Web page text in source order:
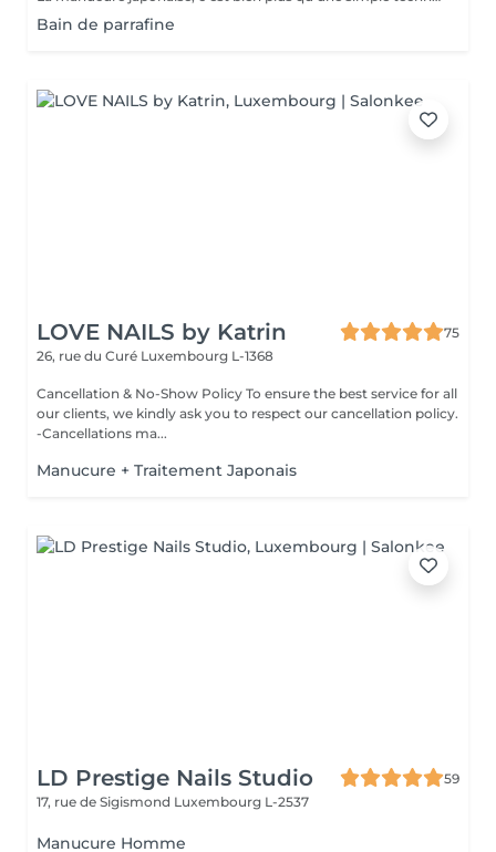
Bain de parrafine
LOVE NAILS by Katrin
75
26, rue du Curé Luxembourg L-1368
Cancellation & No-Show Policy To ensure the best service for all
our clients, we kindly ask you to respect our cancellation policy.
-Cancellations ma...
Manucure + Traitement Japonais
LD Prestige Nails Studio
59
17, rue de Sigismond Luxembourg L-2537
Manucure Homme